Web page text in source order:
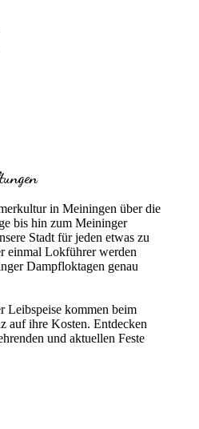
in Meiningen über die
bis hin zum Meininger
Stadt für jeden etwas zu
einmal Lokführer werden
Dampfloktagen genau
Leibspeise kommen beim
auf ihre Kosten. Entdecken
und aktuellen Feste